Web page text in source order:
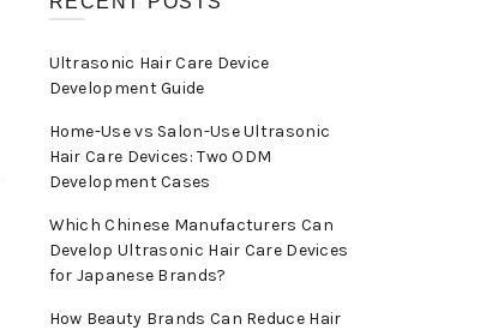
Ultrasonic Hair Care Device
Development Guide
Home-Use vs Salon-Use Ultrasonic
Hair Care Devices: Two ODM
Development Cases
Which Chinese Manufacturers Can
Develop Ultrasonic Hair Care Devices
for Japanese Brands?
How Beauty Brands Can Reduce Hair